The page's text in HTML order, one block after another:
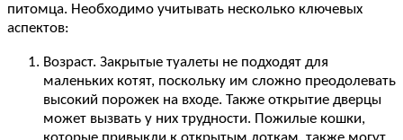
питомца. Необходимо учитывать несколько ключевых
аспектов:
Возраст. Закрытые туалеты не подходят для
маленьких котят, поскольку им сложно преодолевать
высокий порожек на входе. Также открытие дверцы
может вызвать у них трудности. Пожилые кошки,